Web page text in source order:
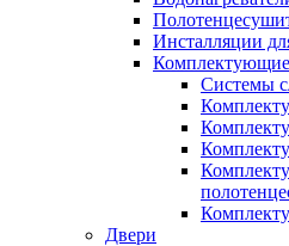
Инсталляции
Комплектующие
Системы
Двери